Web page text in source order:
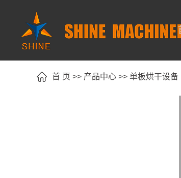
首 页 >> 产品中心 >> 单板烘干设备